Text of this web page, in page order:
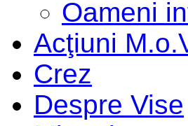
Oameni
Acţiuni
Crez
Despre Vise